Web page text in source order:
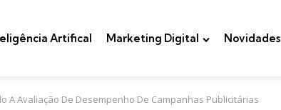
Artifical Marketing Digital Novidades
A Avaliação De Desempenho De Campanhas Publicitárias